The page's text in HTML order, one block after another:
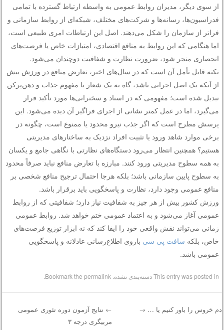
از سوی دیگر، مدیران روابط عمومی به واسطه ارتباط گسترده با تمامی
فدراسیون‌ها، رسانه‌ها و شرکت‌های مختلف، شبکه‌ای از روابط سازمانی و
فراتر از سازمان را شکل می‌دهند. اصل این ارتباطات امری طبیعی است،
اما هنگامی که این روابط به منافع اقتصادی، امتیازات خاص یا فرصت‌های
انحصاری منجر شود، ضرورت نظارت و شفافیت دوچندان می‌شود.
نکته قابل تأمل آن است که در سال‌های اخیر، تعارض منافع در ورزش بیش
از آنکه یک اصل اجرایی باشد، گاه به یک شعار یا مفهوم جذاب و دهن‌پرکن
تبدیل شده است؛ مفهومی که در اسناد و سخنرانی‌ها مورد تأکید قرار
می‌گیرد، اما در عمل کمتر نشانی از اجرای فراگیر آن دیده می‌شود. این
پرسش مطرح است که اگر جذب نیرو محدود یا ممنوع است، چگونه در
برخی موارد شاهد ورود یا تثبیت افراد نزدیک به ساختارهای مدیریتی
هستیم؟ همچنین انتظار می‌رود دستگاه‌های نظارتی با نگاهی جامع و یکسان
به همه سطوح مدیریتی ورود کنند. مبارزه با تعارض منافع نباید صرفاً محدود
به سطوح پایین سازمانی باشد؛ بلکه هرجا احتمال ترجیح منافع شخصی بر
منافع عمومی وجود دارد، نظارت و پاسخگویی باید برقرار باشد.
ورزش کشور بیش از هر چیز به شفافیت نیاز دارد؛ شفافیتی که از روابط
عمومی آغاز می‌شود و به اعتماد عمومی ختم خواهد شد. روابط عمومی
زمانی می‌تواند نقش واقعی خود را ایفا کند که نه ابزار توزیع فرصت‌های
خاص، بلکهسافت پی سی بازوی اطلاع‌رسانی عادلانه و پاسخگویی
عمومی باشد.
This entry was posted inدسته‌بندی نشده. Bookmark the
permalink
.
←نتایج آزمون دوره تئوری عمومی
مربیگری درجه ۳
خروس را باور کنیم یا …→